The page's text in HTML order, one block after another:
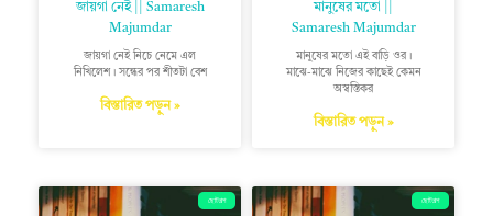
জায়গা নেই || Samaresh
Majumdar
জায়গা নেই নিচে নেমে এল
নিখিলেশ। সন্ধের পর শীতটা বেশ
বিস্তারিত পড়ুন »
মানুষের মতো ||
Samaresh Majumdar
মানুষের মতো এই বাড়ি ওর।
মাঝে-মাঝে নিজের কাছেই কেমন
অস্বস্তিকর
বিস্তারিত পড়ুন »
ছোটগল্প ছোটগল্প